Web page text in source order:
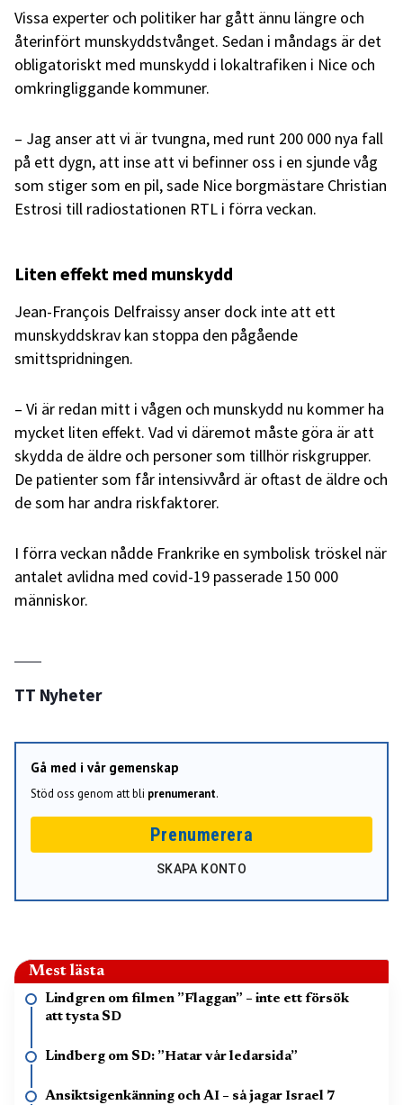
Vissa experter och politiker har gått ännu längre och
återinfört munskyddstvånget. Sedan i måndags är det
obligatoriskt med munskydd i lokaltrafiken i Nice och
omkringliggande kommuner.
– Jag anser att vi är tvungna, med runt 200 000 nya fall
på ett dygn, att inse att vi befinner oss i en sjunde våg
som stiger som en pil, sade Nice borgmästare Christian
Estrosi till radiostationen RTL i förra veckan.
Liten effekt med munskydd
Jean-François Delfraissy anser dock inte att ett
munskyddskrav kan stoppa den pågående
smittspridningen.
– Vi är redan mitt i vågen och munskydd nu kommer ha
mycket liten effekt. Vad vi däremot måste göra är att
skydda de äldre och personer som tillhör riskgrupper.
De patienter som får intensivvård är oftast de äldre och
de som har andra riskfaktorer.
I förra veckan nådde Frankrike en symbolisk tröskel när
antalet avlidna med covid-19 passerade 150 000
människor.
TT Nyheter
Gå med i vår gemenskap
Stöd oss genom att bli prenumerant.
Prenumerera
SKAPA KONTO
Mest lästa
Lindgren om filmen ”Flaggan” – inte ett försök
att tysta SD
Lindberg om SD: ”Hatar vår ledarsida”
Ansiktsigenkänning och AI – så jagar Israel 7